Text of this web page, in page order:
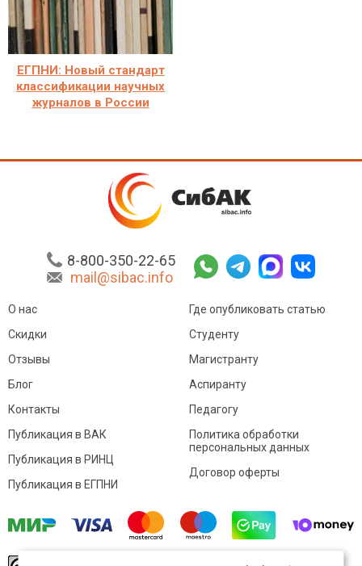
ЕГПНИ: Новый стандарт
классификации научных
журналов в России
8-800-350-22-65
mail@sibac.info
О нас
Скидки
Отзывы
Блог
Контакты
Где опубликовать статью
Студенту
Магистранту
Аспиранту
Педагогу
Публикация в ВАК
Публикация в РИНЦ
Публикация в ЕГПНИ
Политика обработки
персональных данных
Договор оферты